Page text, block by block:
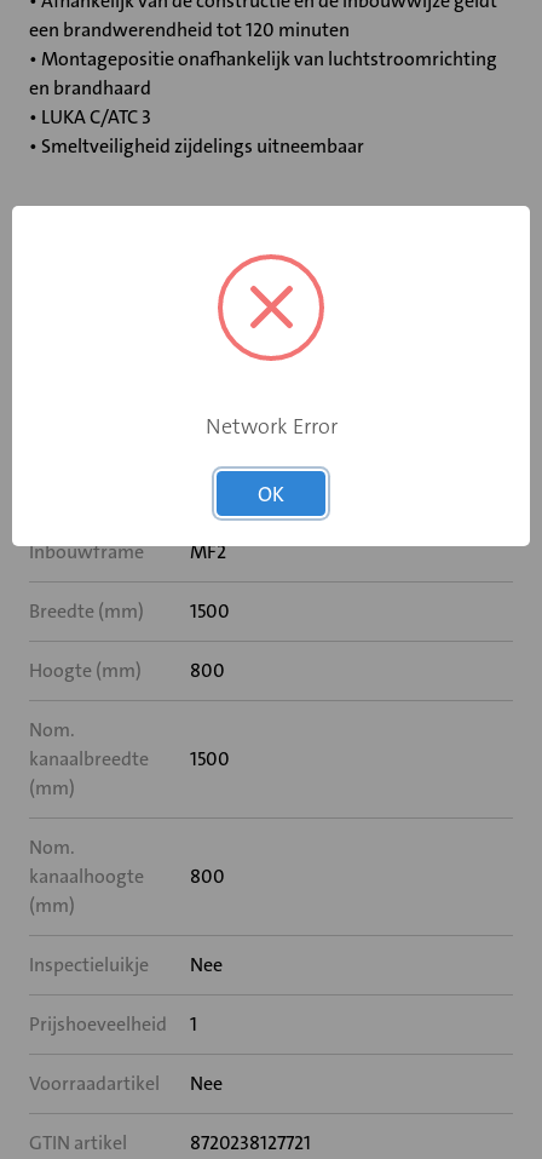
een brandwerendheid tot 120 minuten
• Montagepositie onafhankelijk van luchtstroomrichting
en brandhaard
• LUKA C/ATC 3
• Smeltveiligheid zijdelings uitneembaar
Standaard smeltpatroon
Inbouwframe MF2
Breedte (mm) 1500
Hoogte (mm) 800
Nom.
kanaalbreedte
(mm)
1500
Nom.
kanaalhoogte
(mm)
800
Inspectieluikje Nee
Prijshoeveelheid 1
Voorraadartikel Nee
GTIN artikel 8720238127721
Network Error
OK